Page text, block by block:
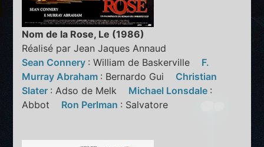
Nom de la Rose, Le (1986)
Réalisé par Jean Jaques Annaud
Sean Connery : William de Baskerville F.
Murray Abraham : Bernardo Gui Christian
Slater : Adso de Melk Michael Lonsdale :
Abbot Ron Perlman : Salvatore